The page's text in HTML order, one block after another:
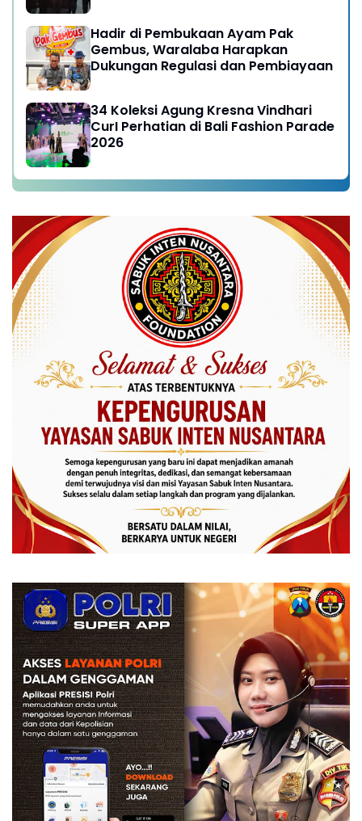
Hadir di Pembukaan Ayam Pak
Gembus, Waralaba Harapkan
Dukungan Regulasi dan Pembiayaan
34 Koleksi Agung Kresna Vindhari
CurI Perhatian di Bali Fashion Parade
2026